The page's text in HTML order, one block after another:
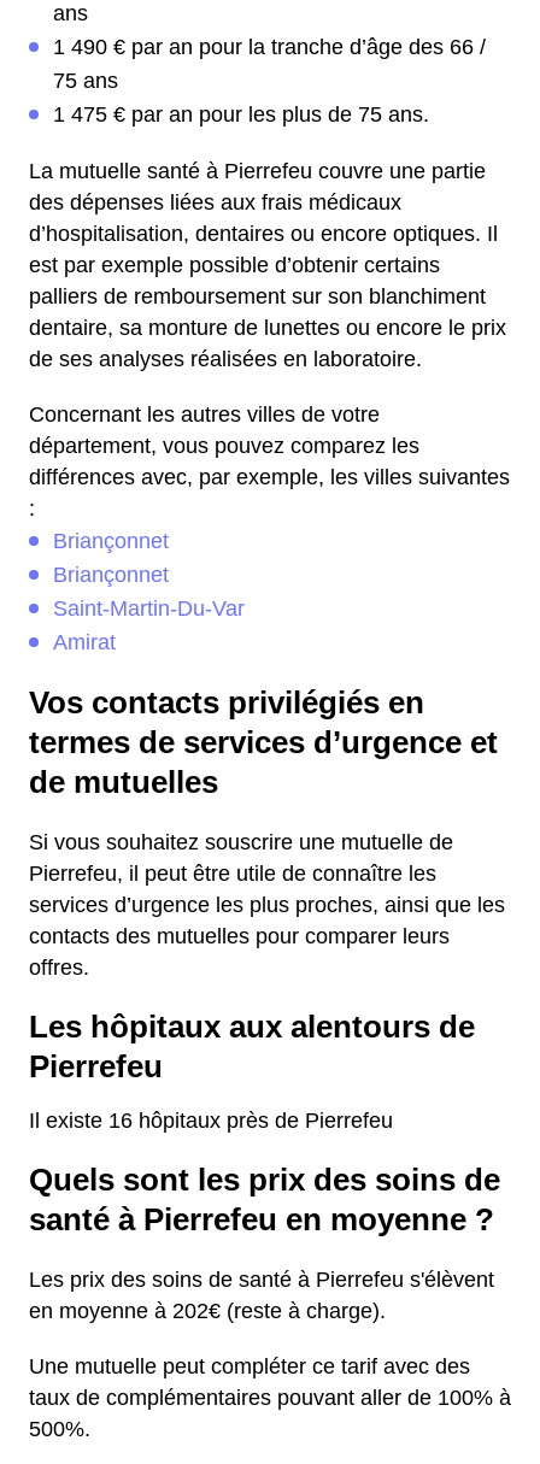
ans
1 490 € par an pour la tranche d’âge des 66 /
75 ans
1 475 € par an pour les plus de 75 ans.
La mutuelle santé à Pierrefeu couvre une partie
des dépenses liées aux frais médicaux
d’hospitalisation, dentaires ou encore optiques. Il
est par exemple possible d’obtenir certains
palliers de remboursement sur son blanchiment
dentaire, sa monture de lunettes ou encore le prix
de ses analyses réalisées en laboratoire.
Concernant les autres villes de votre
département, vous pouvez comparez les
différences avec, par exemple, les villes suivantes
:
Briançonnet
Briançonnet
Saint-Martin-Du-Var
Amirat
Vos contacts privilégiés en
termes de services d’urgence et
de mutuelles
Si vous souhaitez souscrire une mutuelle de
Pierrefeu, il peut être utile de connaître les
services d’urgence les plus proches, ainsi que les
contacts des mutuelles pour comparer leurs
offres.
Les hôpitaux aux alentours de
Pierrefeu
Il existe 16 hôpitaux près de Pierrefeu
Quels sont les prix des soins de
santé à Pierrefeu en moyenne ?
Les prix des soins de santé à Pierrefeu s'élèvent
en moyenne à 202€ (reste à charge).
Une mutuelle peut compléter ce tarif avec des
taux de complémentaires pouvant aller de 100% à
500%.